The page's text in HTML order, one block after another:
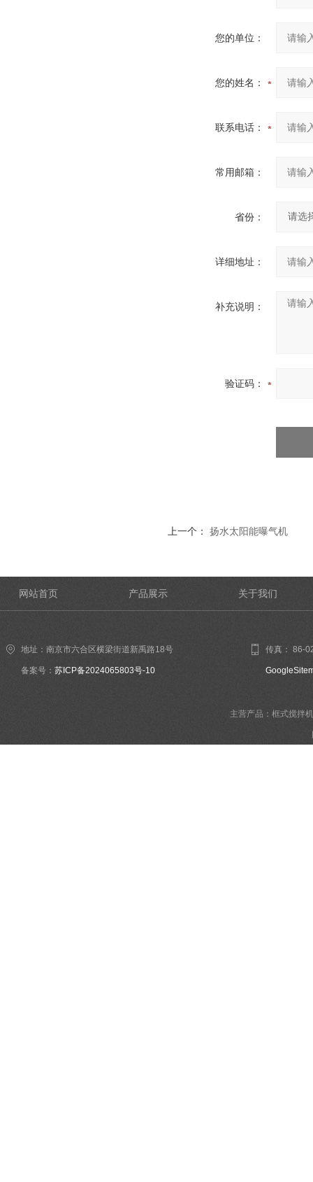
您的单位：
您的姓名：
联系电话：
常用邮箱：
省份：
详细地址：
补充说明：
验证码：
上一个： 扬水太阳能曝气机
网站首页 产品展示 关于我们
地址：南京市六合区横梁街道新禹路18号
备案号： 苏ICP备2024065803号-10
传真： 86-
主营产品：框式搅拌